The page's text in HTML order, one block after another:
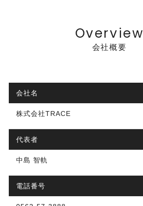
Overview
会社概要
会社名
株式会社TRACE
代表者
中島 智軌
電話番号